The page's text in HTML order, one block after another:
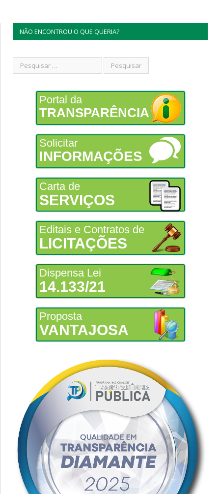
NÃO ENCONTROU O QUE QUERIA?
Portal da
TRANSPARÊNCIA
Solicitar
INFORMAÇÕES
Carta de
SERVIÇOS
Editais e Contratos de
LICITAÇÕES
Dispensa Lei
14.133/21
Proposta
VANTAJOSA